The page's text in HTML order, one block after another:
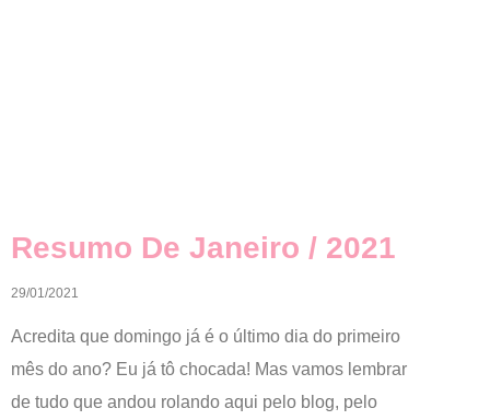
Resumo De Janeiro / 2021
29/01/2021
Acredita que domingo já é o último dia do primeiro
mês do ano? Eu já tô chocada! Mas vamos lembrar
de tudo que andou rolando aqui pelo blog, pelo